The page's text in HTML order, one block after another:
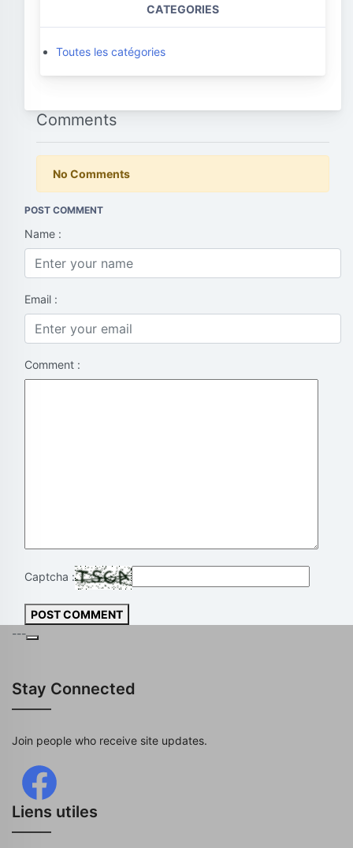
CATEGORIES
Toutes les catégories
Comments
No Comments
POST COMMENT
Name :
Email :
Comment :
Captcha :
POST COMMENT
---
Stay Connected
Join people who receive site updates.
Liens utiles